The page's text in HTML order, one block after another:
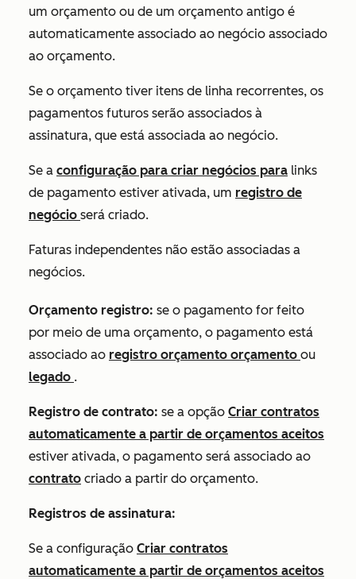
um orçamento ou de um orçamento antigo é
automaticamente associado ao negócio associado
ao orçamento.
Se o orçamento tiver itens de linha recorrentes, os
pagamentos futuros serão associados à
assinatura, que está associada ao negócio.
Se a configuração para criar negócios para links
de pagamento estiver ativada, um registro de
negócio será criado.
Faturas independentes não estão associadas a
negócios.
Orçamento registro: se o pagamento for feito
por meio de uma orçamento, o pagamento está
associado ao registro orçamento orçamento ou
legado .
Registro de contrato: se a opção Criar contratos
automaticamente a partir de orçamentos aceitos
estiver ativada, o pagamento será associado ao
contrato criado a partir do orçamento.
Registros de assinatura:
Se a configuração Criar contratos
automaticamente a partir de orçamentos aceitos